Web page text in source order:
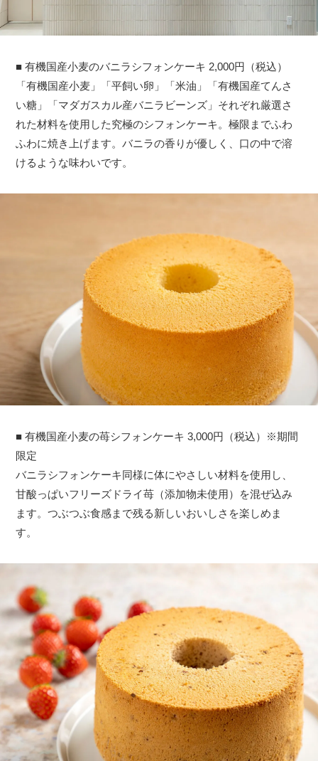
■ 有機国産小麦のバニラシフォンケーキ 2,000円（税込）
「有機国産小麦」「平飼い卵」「米油」「有機国産てんさ
い糖」「マダガスカル産バニラビーンズ」それぞれ厳選さ
れた材料を使用した究極のシフォンケーキ。極限までふわ
ふわに焼き上げます。バニラの香りが優しく、口の中で溶
けるような味わいです。
■ 有機国産小麦の苺シフォンケーキ 3,000円（税込）※期間
限定
バニラシフォンケーキ同様に体にやさしい材料を使用し、
甘酸っぱいフリーズドライ苺（添加物未使用）を混ぜ込み
ます。つぶつぶ食感まで残る新しいおいしさを楽しめま
す。